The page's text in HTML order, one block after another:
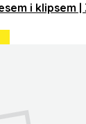
i klipsem |